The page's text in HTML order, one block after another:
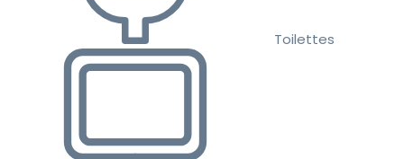
Toilettes